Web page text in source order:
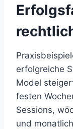
erfolgreiche
Model
festen
Sessions,
und